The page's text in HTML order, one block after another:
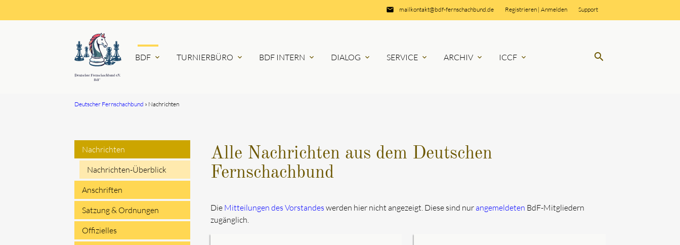
Support
Registrieren | Anmelden
email mailkontakt@bdf-fernschachbund.de
BDF expand_more TURNIERBÜRO expand_more BDF INTERN expand_more DIALOG expand_more SERVICE expand_more ARCHIV expand_more ICCF expand_more search
Deutscher Fernschachbund Nachrichten
Alle Nachrichten aus dem Deutschen
Fernschachbund
Die Mitteilungen des Vorstandes werden hier nicht angezeigt. Diese sind nurangemeldeten BdF-Mitgliedern
zugänglich.
Navigation
überspringen
Nachrichten
Nachrichten-Überblick
Anschriften
Satzung & Ordnungen
Offizielles